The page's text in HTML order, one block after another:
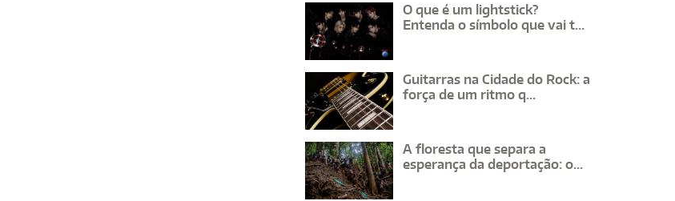
O que é um lightstick?
Entenda o símbolo que vai t...
Guitarras na Cidade do Rock: a
força de um ritmo q...
A floresta que separa a
esperança da deportação: o...